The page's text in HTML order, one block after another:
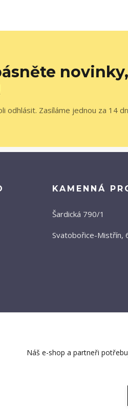
odhlásit. Zasíláme jednou za 14
KAMENNÁ
Šardická 790/1
Svatobořice-Mistřín,
Náš e-shop a partneři